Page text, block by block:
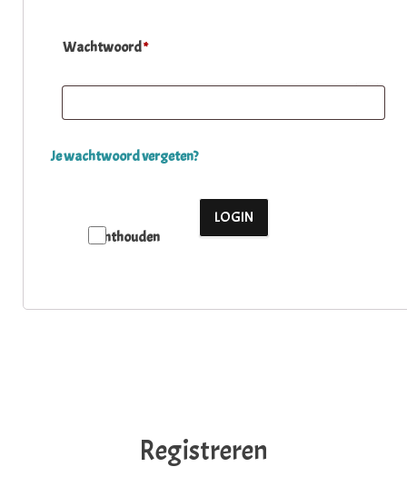
Wachtwoord *Vereist
Onthouden
LOGIN
Je wachtwoord vergeten?
Registreren